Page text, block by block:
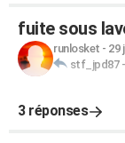
fuite sous
runlosket - 29
stf_jpd87-
3 réponses